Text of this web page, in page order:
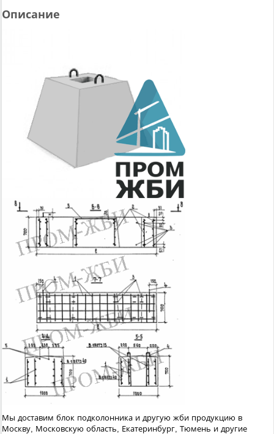
Описание
Мы доставим блок подколонника и другую жби продукцию в
Москву, Московскую область, Екатеринбург, Тюмень и другие